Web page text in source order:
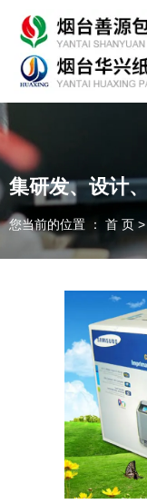
随时为客户提供
一件起订、源头
全国咨询热线：
135-7354-8183
152-7557-0890
集研发、设计
您当前的位置 ： 首 页 >